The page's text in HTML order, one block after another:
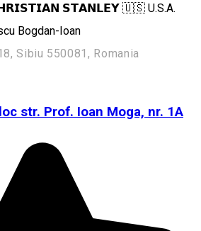
𝗦𝗧𝗔𝗡𝗟𝗘𝗬 🇺🇸 U.S.A.
Bogdan-Ioan
Sibiu 550081, Romania
str. Prof. Ioan Moga, nr. 1A